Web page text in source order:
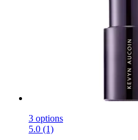
3 options
5.0 (1)